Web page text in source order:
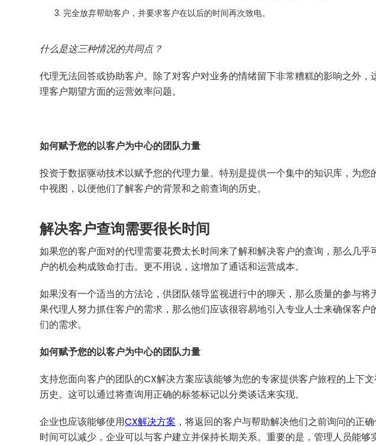
完全放弃帮助客户，并要求客户在以后的时间再次致电。
什么是这三种情况的共同点？
代理无法回答或协助客户。除了对客户对业务的情绪留下非常糟糕的影响之外，
理客户期望方面的运营效率问题。
如何赋予您的以客户为中心的团队力量
投资于数据驱动技术以赋予您的代理力量。特别是提供一个集中的知识库，为您
中视图，以便他们了解客户的背景和之前查询的历史。
解决客户查询需要很长时间
如果您的客户面对的代理需要花费太长时间来了解和解决客户的查询，那么几乎
户的机会构成致命打击。更不用说，这增加了通话和运营成本。
如果没有一个适当的方法论，供团队领导监视进行中的聊天，那么质量的参与将
果代理人努力抓住客户的需求，那么他们应该很容易地引入专业人士来确保客户
们的需求。
如何赋予您的以客户为中心的团队力量
支持您面向客户的团队的CX解决方案应该能够为您的专家提供客户旅程的上下
历史。这可以通过将查询用正确的标签标记以分类谈话来实现。
企业也应该能够使用CX解决方案 ，将返回的客户与帮助解决他们之前询问的正
时间可以减少，企业可以与客户建立并保持长期关系。重要的是，管理人员能够